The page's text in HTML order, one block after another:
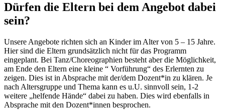
Dürfen die Eltern bei dem Angebot dabei
sein?
Unsere Angebote richten sich an Kinder im Alter von 5 – 15 Jahre.
Hier sind die Eltern grundsätzlich nicht für das Programm
eingeplant. Bei Tanz/Choreographien besteht aber die Möglichkeit,
am Ende den Eltern eine kleine “ Vorführung“ des Erlernten zu
zeigen. Dies ist in Absprache mit der/dem Dozent*in zu klären. Je
nach Altersgruppe und Thema kann es u.U. sinnvoll sein, 1-2
weitere „helfende Hände“ dabei zu haben. Dies wird ebenfalls in
Absprache mit den Dozent*innen besprochen.